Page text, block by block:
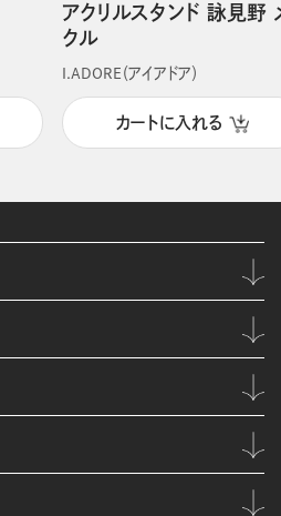
アクリルスタンド 詠見野
クル
I.ADORE（アイアドア）
カートに入れる